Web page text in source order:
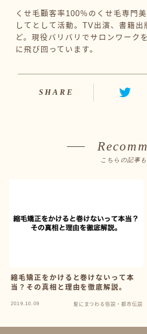
くせ毛顧客率100％のくせ毛専門
してとして活動。TV出演、書籍
ど。現役バリバリでサロンワーク
に飛び回っています。
SHARE
こちらの記事
縮毛矯正をかけると巻けないって本
当？その真相と理由を徹底解説。
2019.10.09 髪にまつわる俗説・都市伝説